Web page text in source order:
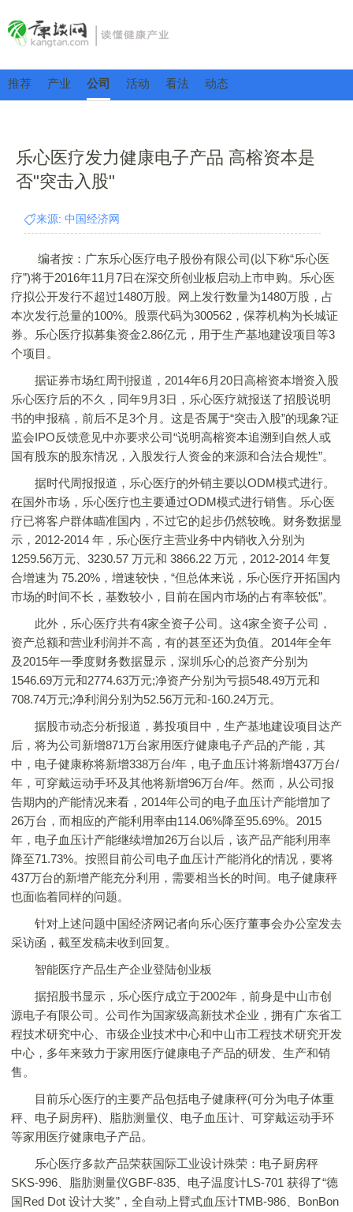
推荐 产业 公司 活动 看法 动态
乐心医疗发力健康电子产品 高榕资本是
否"突击入股"
来源: 中国经济网
编者按：广东乐心医疗电子股份有限公司(以下称“乐心医
疗”)将于2016年11月7日在深交所创业板启动上市申购。乐心医
疗拟公开发行不超过1480万股。网上发行数量为1480万股，占
本次发行总量的100%。股票代码为300562，保荐机构为长城证
券。乐心医疗拟募集资金2.86亿元，用于生产基地建设项目等3
个项目。
据证券市场红周刊报道，2014年6月20日高榕资本增资入股
乐心医疗后的不久，同年9月3日，乐心医疗就报送了招股说明
书的申报稿，前后不足3个月。这是否属于“突击入股”的现象?证
监会IPO反馈意见中亦要求公司“说明高榕资本追溯到自然人或
国有股东的股东情况，入股发行人资金的来源和合法合规性”。
据时代周报报道，乐心医疗的外销主要以ODM模式进行。
在国外市场，乐心医疗也主要通过ODM模式进行销售。乐心医
疗已将客户群体瞄准国内，不过它的起步仍然较晚。财务数据显
示，2012-2014 年，乐心医疗主营业务中内销收入分别为
1259.56万元、3230.57 万元和 3866.22 万元，2012-2014 年复
合增速为 75.20%，增速较快，“但总体来说，乐心医疗开拓国内
市场的时间不长，基数较小，目前在国内市场的占有率较低”。
此外，乐心医疗共有4家全资子公司。这4家全资子公司，
资产总额和营业利润并不高，有的甚至还为负值。2014年全年
及2015年一季度财务数据显示，深圳乐心的总资产分别为
1546.69万元和2774.63万元;净资产分别为亏损548.49万元和
708.74万元;净利润分别为52.56万元和-160.24万元。
据股市动态分析报道，募投项目中，生产基地建设项目达产
后，将为公司新增871万台家用医疗健康电子产品的产能，其
中，电子健康称将新增338万台/年，电子血压计将新增437万台/
年，可穿戴运动手环及其他将新增96万台/年。然而，从公司报
告期内的产能情况来看，2014年公司的电子血压计产能增加了
26万台，而相应的产能利用率由114.06%降至95.69%。2015
年，电子血压计产能继续增加26万台以后，该产品产能利用率
降至71.73%。按照目前公司电子血压计产能消化的情况，要将
437万台的新增产能充分利用，需要相当长的时间。电子健康秤
也面临着同样的问题。
针对上述问题中国经济网记者向乐心医疗董事会办公室发去
采访函，截至发稿未收到回复。
智能医疗产品生产企业登陆创业板
据招股书显示，乐心医疗成立于2002年，前身是中山市创
源电子有限公司。公司作为国家级高新技术企业，拥有广东省工
程技术研究中心、市级企业技术中心和中山市工程技术研究开发
中心，多年来致力于家用医疗健康电子产品的研发、生产和销
售。
目前乐心医疗的主要产品包括电子健康秤(可分为电子体重
秤、电子厨房秤)、脂肪测量仪、电子血压计、可穿戴运动手环
等家用医疗健康电子产品。
乐心医疗多款产品荣获国际工业设计殊荣：电子厨房秤
SKS-996、脂肪测量仪GBF-835、电子温度计LS-701 获得了“德
国Red Dot 设计大奖”，全自动上臂式血压计TMB-986、BonBon